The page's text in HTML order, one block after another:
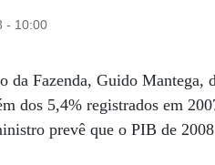
- 10:00
da Fazenda, Guido Mantega,
dos 5,4% registrados em
prevê que o PIB de